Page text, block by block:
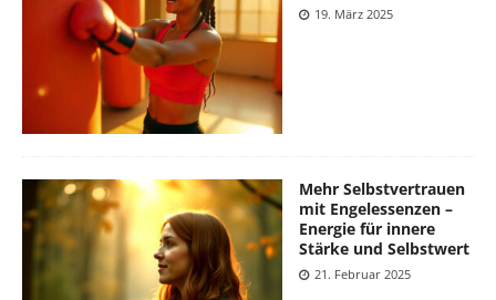
19. März 2025
Mehr Selbstvertrauen
mit Engelessenzen –
Energie für innere
Stärke und Selbstwert
21. Februar 2025